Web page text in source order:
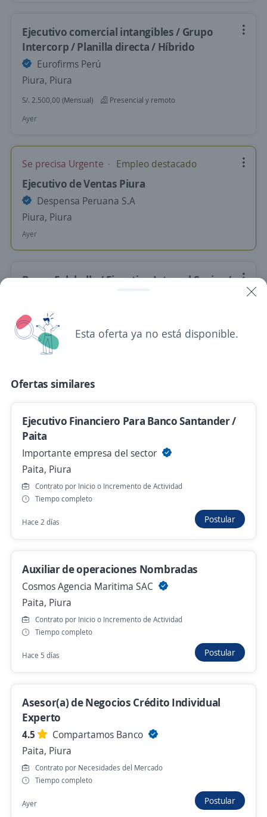
Ejecutivo comercial intangibles / Grupo
Intercorp / Planilla directa / Híbrido
Eurofirms Perú
Piura, Piura
S/. 2.500,00 (Mensual)
Presencial y remoto
Ayer
Se precisa Urgente Empleo destacado
Ejecutivo de Ventas Piura
Despensa Peruana S.A
Piura, Piura
Ayer
Banco Falabella / Ejecutivo Integral Senior /
FALABELLA CORPORATIVO PERÚ
Piura, Piura
Hace 2 días
Ejecutivo de Ventas / Asesor comercial
Santander
Importante empresa del sector
Pariñas, Piura
Hace 2 días
Ejecutivo de Ventas Culqi Piura
ManpowerGroup RPO
Hace 2 días
Ejecutivo de Ventas / Piura / Full Time y
Part Time/ Planilla Completa
Grupo Intercorp
Ejecutivo Comercial / Comisiones
ilimitadas+bonos+incentivos /Trabaja L a V
Hibrido /Sede Piura
ManpowerGroup RPO
Piura, Piura
Hace 2 días
Esta oferta ya no está disponible.
Ofertas similares
Ejecutivo Financiero Para Banco Santander /
Paita
Importante empresa del sector
Paita, Piura
Contrato por Inicio o Incremento de Actividad
Tiempo completo
Hace 2 días Postular
Auxiliar de operaciones Nombradas
Cosmos Agencia Maritima SAC
Paita, Piura
Contrato por Inicio o Incremento de Actividad
Tiempo completo
Hace 5 días Postular
Asesor(a) de Negocios Crédito Individual
Experto
4.5
Compartamos Banco
Paita, Piura
Contrato por Necesidades del Mercado
Tiempo completo
Ayer Postular